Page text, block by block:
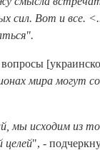
сил. Вот и все.
мира могут
мы исходим из
целей", -